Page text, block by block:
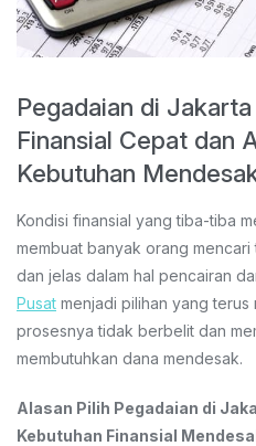
Pegadaian di
Finansial Cepat dan
Kebutuhan
Kondisi finansial yang tiba-tiba
membuat banyak orang mencari
dan jelas dalam hal pencairan
Pusat menjadi pilihan yang
prosesnya tidak berbelit dan
membutuhkan dana mendesak.
Alasan Pilih Pegadaian di
Kebutuhan Finansial